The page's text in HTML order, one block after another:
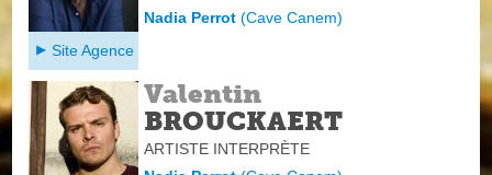
Nadia Perrot(Cave Canem)
Site Agence
Valentin
BROUCKAERT
ARTISTE INTERPRÈTE